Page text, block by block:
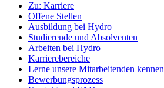
Zu: Karriere
Offene Stellen
Ausbildung bei Hydro
Studierende und Absolventen
Arbeiten bei Hydro
Karrierebereiche
Lerne unsere Mitarbeitenden kennen
Bewerbungsprozess